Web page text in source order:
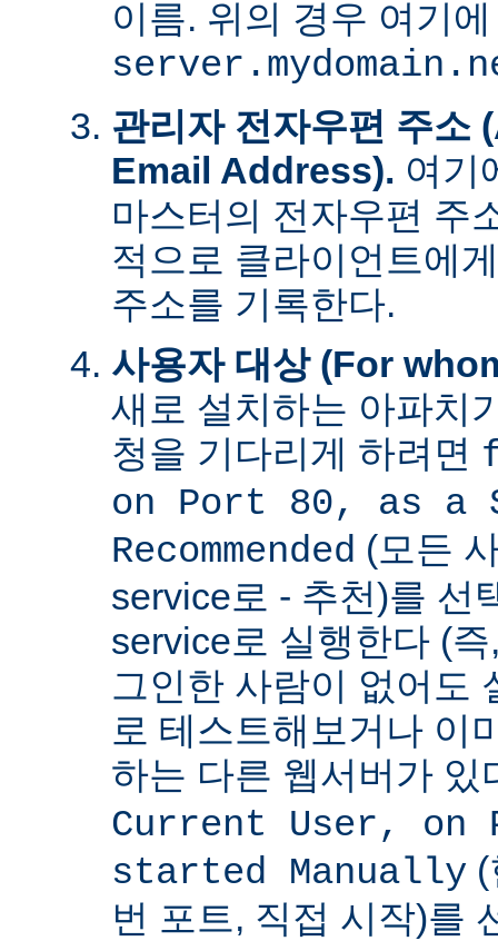
이름. 위의 경우 여기에
관리자 전자우편 주
Email Address). 여기
마스터의 전자우편 주
적으로 클라이언트에
주소를 기록한다.
사용자 대상 (For
새로 설치하는 아파치
청을 기다리게 하려면
on Port 80, as a
Recommended (모든
service로 - 추천)를 선
service로 실행한다 (
그인한 사람이 없어도
로 테스트해보거나 이
하는 다른 웹서버가
Current User, on
started Manually
번 포트, 직접 시작)를